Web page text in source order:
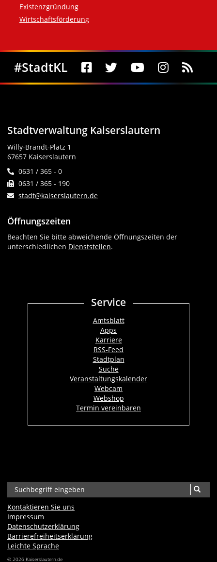
Existenzgründung
Wirtschaftsförderung
Social Media
#StadtKL
Stadtverwaltung Kaiserslautern
Willy-Brandt-Platz 1
67657 Kaiserslautern
0631 / 365 - 0
0631 / 365 - 190
stadt@kaiserslautern.de
Öffnungszeiten
Beachten Sie bitte abweichende Öffnungszeiten der
unterschiedlichen Dienststellen.
Service
Amtsblatt
Apps
Karriere
RSS-Feed
Stadtplan
Suche
Veranstaltungskalender
Webcam
Webshop
Termin vereinbaren
Kontaktieren Sie uns
Impressum
Datenschutzerklärung
Barrierefreiheits­erklärung
Leichte Sprache
© 2026 Kaiserslautern.de